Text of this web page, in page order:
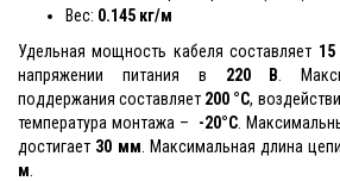
Вес: 0.145 кг/м
Удельная мощность кабеля составляет
напряжении питания в 220 В .
поддержания составляет 200 °С,
температура монтажа – -20°С .
достигает 30 мм . Максимальная длина
м